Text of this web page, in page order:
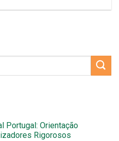
Portugal: Orientação
Rigorosos